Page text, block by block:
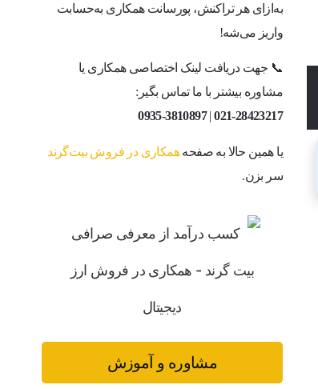
به‌ازای هر تراکنش، پورسانت همکاری به‌حسابت
واریز می‌شه!
📞 جهت دریافت لینک اختصاصی همکاری یا
مشاوره بیشتر با ما تماس بگیر:
021-28423217
|
0935-3810897
یا همین حالا به صفحههمکاری در فروش بیت‌گرند
سر بزن.
مشاوره و آموزش